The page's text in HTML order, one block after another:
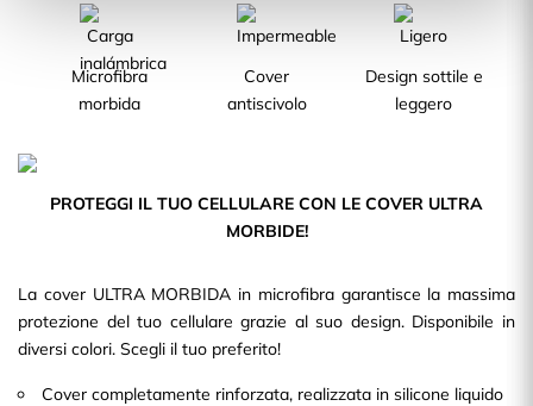
Microfibra
morbida
Cover
antiscivolo
Design sottile e
leggero
PROTEGGI IL TUO CELLULARE CON LE COVER ULTRA
MORBIDE!
La cover ULTRA MORBIDA in microfibra garantisce la massima
protezione del tuo cellulare grazie al suo design. Disponibile in
diversi colori. Scegli il tuo preferito!
Cover completamente rinforzata, realizzata in silicone liquido